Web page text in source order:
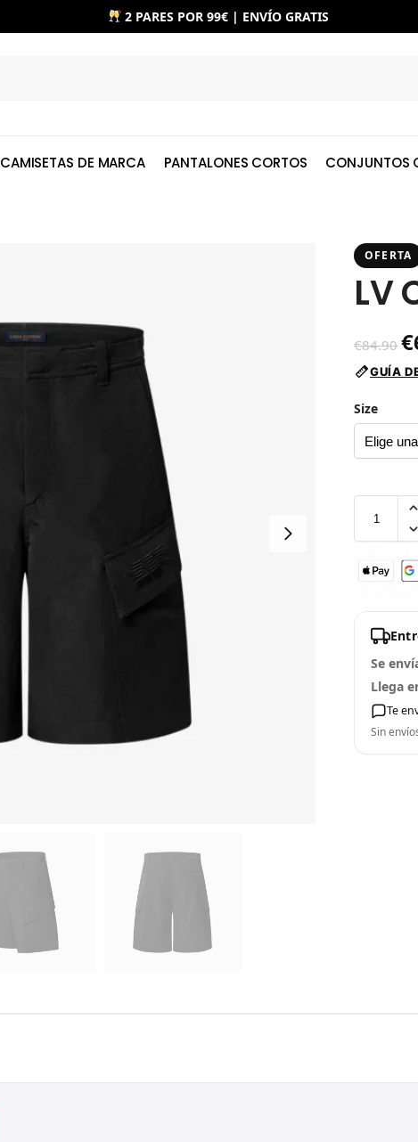
2 PARES POR 99€ | ENVÍO GRATIS
CAMISETAS DE MARCA PANTALONES CORTOS CONJUNTOS
OFERTA
LV
€84.90 €
GUÍA
Size
Se
Llega
Te
Sin